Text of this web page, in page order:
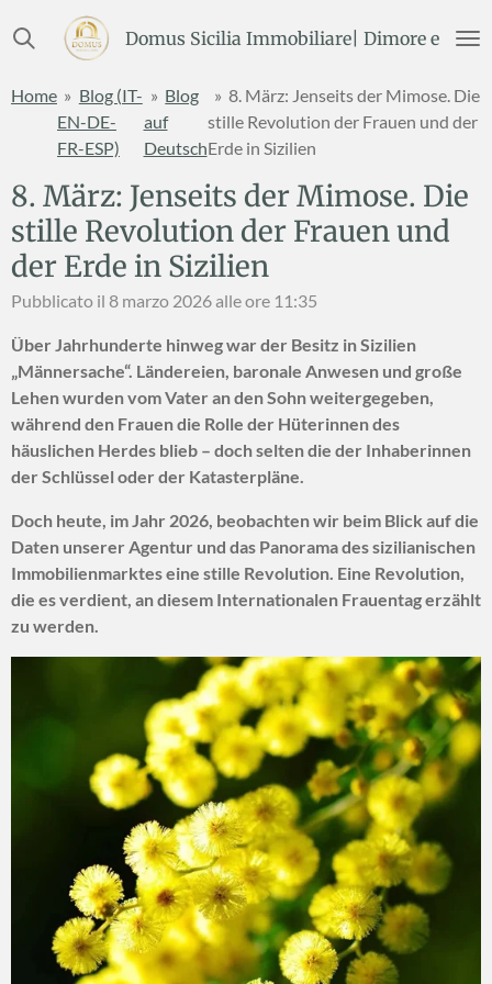
al
principale
Domus Sicilia Immobiliare| Dimore e
Home » Blog (IT-
EN-DE-
FR-ESP)
» Blog
auf
Deutsch
» 8. März: Jenseits der Mimose. Die
stille Revolution der Frauen und der
Erde in Sizilien
8. März: Jenseits der Mimose. Die
stille Revolution der Frauen und
der Erde in Sizilien
Pubblicato il 8 marzo 2026 alle ore 11:35
Über Jahrhunderte hinweg war der Besitz in Sizilien
„Männersache“. Ländereien, baronale Anwesen und große
Lehen wurden vom Vater an den Sohn weitergegeben,
während den Frauen die Rolle der Hüterinnen des
häuslichen Herdes blieb – doch selten die der Inhaberinnen
der Schlüssel oder der Katasterpläne.
Doch heute, im Jahr 2026, beobachten wir beim Blick auf die
Daten unserer Agentur und das Panorama des sizilianischen
Immobilienmarktes eine stille Revolution. Eine Revolution,
die es verdient, an diesem Internationalen Frauentag erzählt
zu werden.